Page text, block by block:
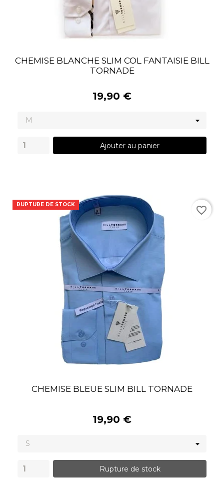
CHEMISE BLANCHE SLIM COL FANTAISIE BILL
TORNADE
19,90 €
Ajouter au panier
RUPTURE DE STOCK
CHEMISE BLEUE SLIM BILL TORNADE
19,90 €
Rupture de stock
favorite_border